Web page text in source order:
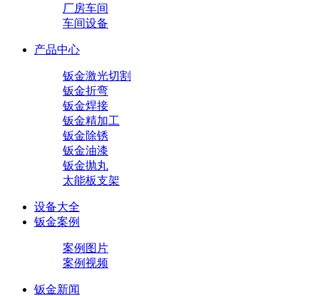
厂房车间
车间设备
产品中心
钣金激光切割
钣金折弯
钣金焊接
钣金精加工
钣金除锈
钣金油漆
钣金抛丸
太能板支架
设备大全
钣金案例
案例图片
案例视频
钣金新闻